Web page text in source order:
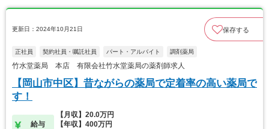
更新日：2024年10月21日 保存する
正社員 契約社員・嘱託社員 パート・アルバイト 調剤薬局
竹水堂薬局 本店 有限会社竹水堂薬局の薬剤師求人
【岡山市中区】昔ながらの薬局で定着率の高い薬局で
す！
給与
【月収】20.0万円
【年収】400万円